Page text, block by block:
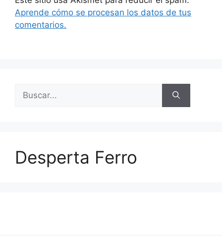
Aprende cómo se procesan los datos de tus
comentarios.
Desperta Ferro